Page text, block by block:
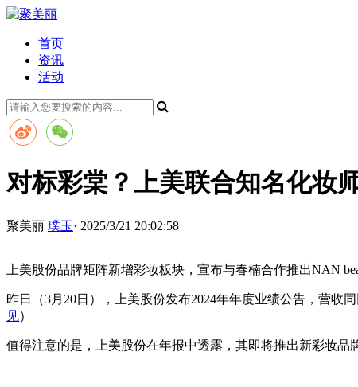
首页
资讯
活动
对标彩棠？上美联合知名化妆
聚美丽 璞玉· 2025/3/21 20:02:58
上美股份品牌矩阵新增彩妆板块，宣布与春楠合作推出NAN
昨日（3月20日），上美股份发布2024年年度业绩公告，营收
见）
值得注意的是，上美股份在年报中透露，其即将推出新彩妆